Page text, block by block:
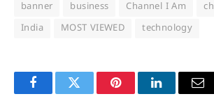
banner business Channel I Am
India
MOST VIEWED technology
FacebookTwitter PinterestLinkedIn